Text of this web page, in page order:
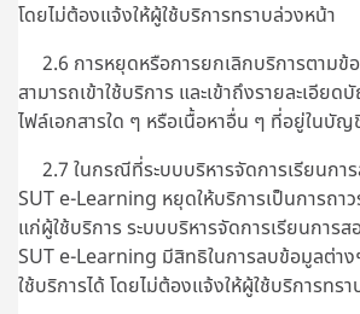
โดยไม่ต้องแจ้งให้ผู้ใช้บริการทราบล่วงหน้า
2.6 การหยุดหรือการยกเลิกบริการตามข้อ
สามารถเข้าใช้บริการ และเข้าถึงรายละเอีย
ไฟล์เอกสารใด ๆ หรือเนื้อหาอื่น ๆ ที่อยู่ในบัญ
2.7 ในกรณีที่ระบบบริหารจัดการเรียนกา
SUT e-Learning หยุดให้บริการเป็นการถา
แก่ผู้ใช้บริการ ระบบบริหารจัดการเรียนการ
SUT e-Learning มีสิทธิในการลบข้อมูลต่า
ใช้บริการได้ โดยไม่ต้องแจ้งให้ผู้ใช้บริการทร